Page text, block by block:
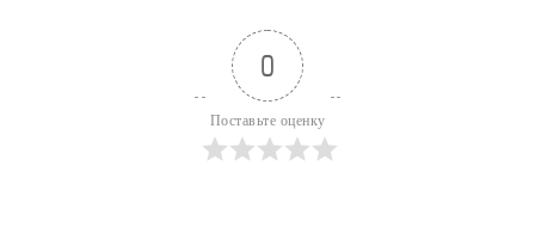
0
Поставьте оценку